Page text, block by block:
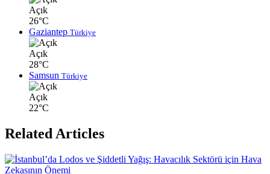
Açık
26°C
Gaziantep Türkiye
Açık
28°C
Samsun Türkiye
Açık
22°C
Related Articles